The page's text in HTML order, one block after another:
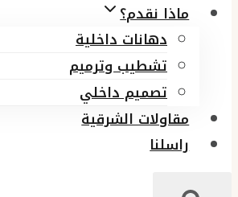
ماذا نقدم؟
دهانات داخلية
تشطيب وترميم
تصميم داخلي
مقاولات الشرقية
راسلنا